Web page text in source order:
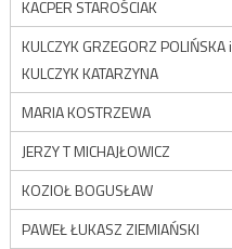
KACPER STAROŚCIAK
KULCZYK GRZEGORZ POLIŃSKA i
KULCZYK KATARZYNA
MARIA KOSTRZEWA
JERZY T MICHAJŁOWICZ
KOZIOŁ BOGUSŁAW
PAWEŁ ŁUKASZ ZIEMIAŃSKI